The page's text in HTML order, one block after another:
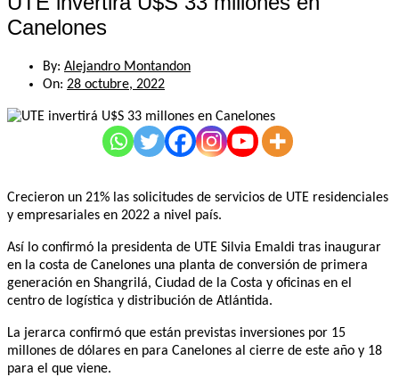
Canelones
By: Alejandro Montandon
On: 28 octubre, 2022
Crecieron un 21% las solicitudes de servicios de UTE residenciales
y empresariales en 2022 a nivel país.
Así lo confirmó la presidenta de UTE Silvia Emaldi tras inaugurar
en la costa de Canelones una planta de conversión de primera
generación en Shangrilá, Ciudad de la Costa y oficinas en el
centro de logística y distribución de Atlántida.
La jerarca confirmó que están previstas inversiones por 15
millones de dólares en para Canelones al cierre de este año y 18
para el que viene.